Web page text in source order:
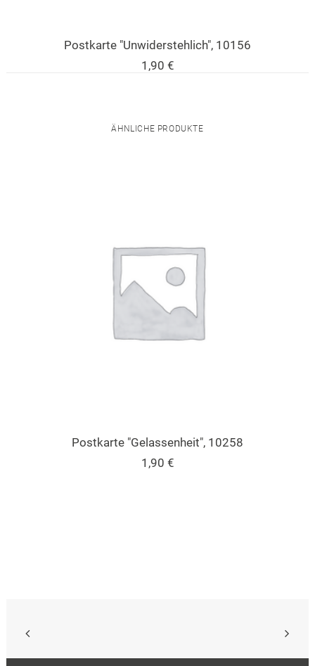
Postkarte "Unwiderstehlich", 10156
1,90 €
ÄHNLICHE PRODUKTE
IN DEN WARENKORB
Postkarte "Gelassenheit", 10258
1,90 €